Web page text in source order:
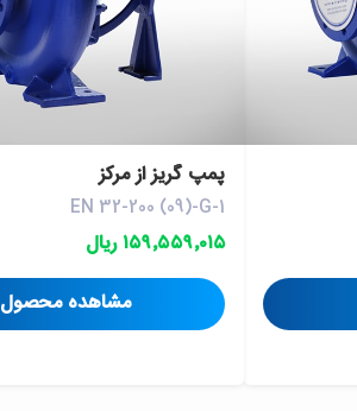
پمپ گريز از مرکز
EN 32-200 (09)-G-1
۱۵۹٬۵۵۹٬۰۱۵ ریال
مشاهده محصول